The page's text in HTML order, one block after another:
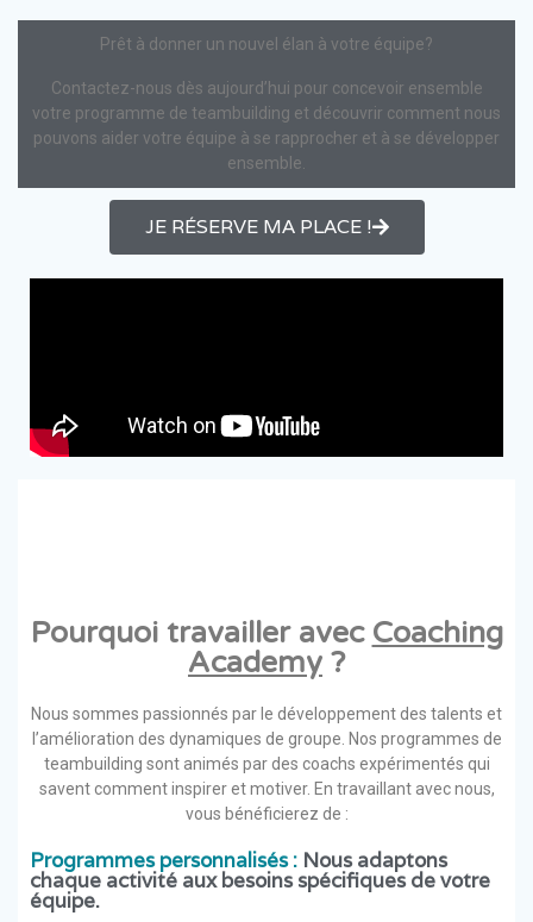
Prêt à donner un nouvel élan à votre équipe?
Contactez-nous dès aujourd’hui pour concevoir ensemble
votre programme de teambuilding et découvrir comment nous
pouvons aider votre équipe à se rapprocher et à se développer
ensemble.
JE RÉSERVE MA PLACE !
Pourquoi travailler avec Coaching
Academy ?
Nous sommes passionnés par le développement des talents et
l’amélioration des dynamiques de groupe. Nos programmes de
teambuilding sont animés par des coachs expérimentés qui
savent comment inspirer et motiver. En travaillant avec nous,
vous bénéficierez de :
Programmes personnalisés : Nous adaptons
chaque activité aux besoins spécifiques de votre
équipe.